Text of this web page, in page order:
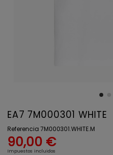
EA7 7M000301 WHITE
Referencia 7M000301.WHITE.M
90,00 €
Impuestos incluidos